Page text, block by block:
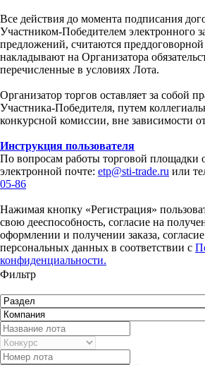
Все действия до момента подписания
Участником-Победителем электронного
предложений, считаются
накладывают на Организатора
перечисленные в условиях Лота.
Организатор торгов оставляет за собой
Участника-Победителя, путем
конкурсной комиссии, вне зависимости
Инструкция пользователя
По вопросам работы торговой площадки
электронной почте: etp@sti-trade.ru или
05-86
Нажимая кнопку «Регистрация»
свою дееспособность, согласие на
оформлении и получении заказа,
персональных данных в соответствии с
конфиденциальности.
Фильтр